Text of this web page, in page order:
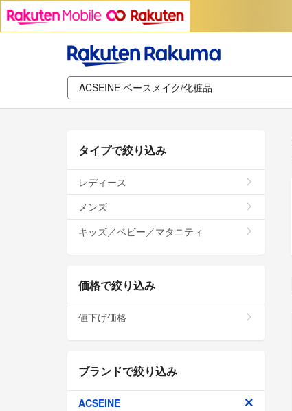
タイプで絞り込み
レディース
メンズ
キッズ／ベビー／マタニティ
価格で絞り込み
値下げ価格
ブランドで絞り込み
ACSEINE